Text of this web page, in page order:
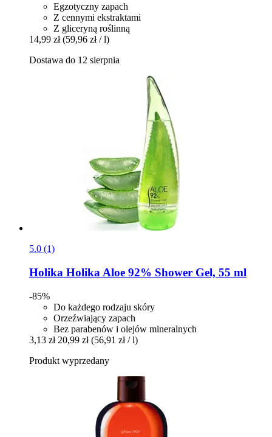
Egzotyczny zapach
Z cennymi ekstraktami
Z gliceryną roślinną
14,99 zł (59,96 zł / l)
Dostawa do 12 sierpnia
5.0 (1)
Holika Holika Aloe 92% Shower Gel, 55 ml
-85%
Do każdego rodzaju skóry
Orzeźwiający zapach
Bez parabenów i olejów mineralnych
3,13 zł 20,99 zł (56,91 zł / l)
Produkt wyprzedany